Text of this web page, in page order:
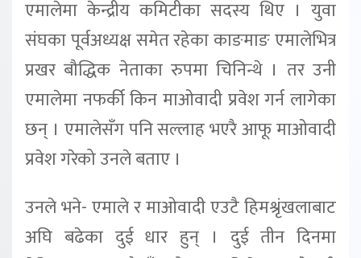
एमालेमा केन्द्रीय कमिटीका सदस्य थिए । युवा
संघका पूर्वअध्यक्ष समेत रहेका काङमाङ एमालेभित्र
प्रखर बौद्धिक नेताका रुपमा चिनिन्थे । तर उनी
एमालेमा नफर्की किन माओवादी प्रवेश गर्न लागेका
छन् । एमालेसँग पनि सल्लाह भएरै आफू माओवादी
प्रवेश गरेको उनले बताए ।
उनले भने- एमाले र माओवादी एउटै हिमश्रृंखलाबाट
अघि बढेका दुई धार हुन् । दुई तीन दिनमा